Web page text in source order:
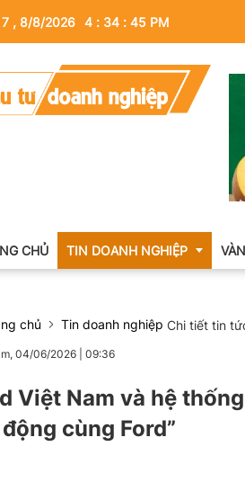
, 8/8/2026 4 : 34 : 46 PM
CHỦ TIN DOANH NGHIỆP
Thông tin doanh nghiệp
Kinh tế tài chính
Emagazine
chủ Tin doanh nghiệp Chi tiết tin
04/06/2026 09:36
Việt Nam và hệ
cùng Ford”